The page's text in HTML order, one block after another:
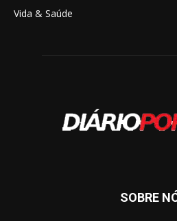
Vida & Saúde
SOBRE